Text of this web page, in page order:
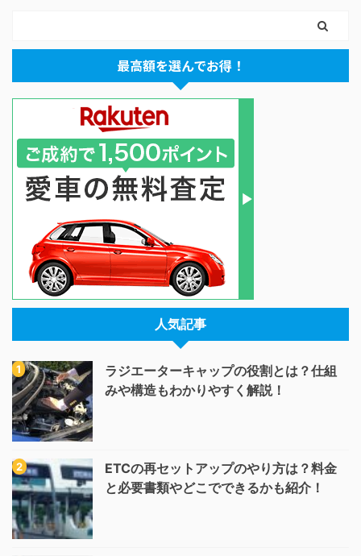
最高額を選んでお得！
人気記事
ラジエーターキャップの役割とは？仕組
みや構造もわかりやすく解説！
ETCの再セットアップのやり方は？料金
と必要書類やどこでできるかも紹介！